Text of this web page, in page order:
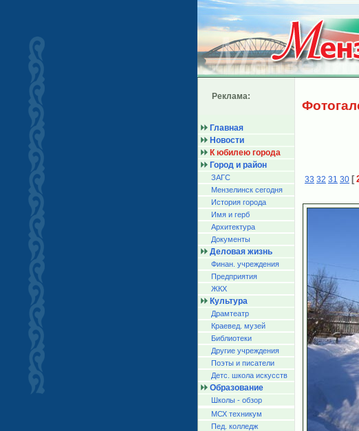
Реклама:
Главная
Новости
К юбилею города
Город и район
ЗАГС
Мензелинск сегодня
История города
Имя и герб
Архитектура
Документы
Деловая жизнь
Финан. учреждения
Предприятия
ЖКХ
Культура
Драмтеатр
Краевед. музей
Библиотеки
Другие учреждения
Поэты и писатели
Детс. школа искусств
Образование
Школы - обзор
МСХ техникум
Пед. колледж
33 32 31 30 [